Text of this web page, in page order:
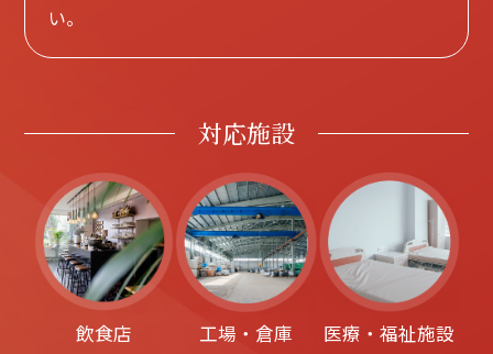
い。
対応施設
飲食店 工場・倉庫 医療・福祉施設